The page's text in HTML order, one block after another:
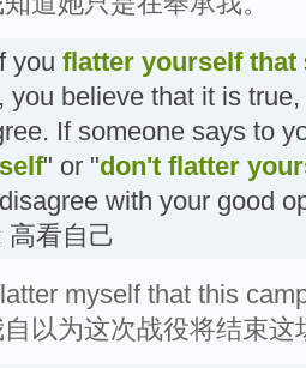
you flatter yourself that
you believe that it is
If someone says to
" or "don't flatter
with your good
高看自己
myself that this
以为这次战役将结束这